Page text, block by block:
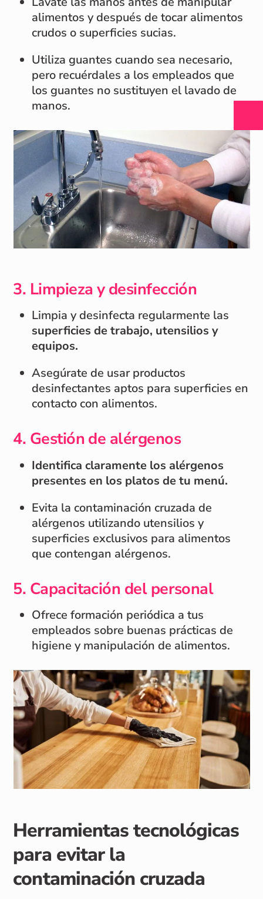
alimentos y después de tocar alimentos
crudos o superficies sucias.
Utiliza guantes cuando sea necesario,
pero recuérdales a los empleados que
los guantes no sustituyen el lavado de
manos.
3. Limpieza y desinfección
Limpia y desinfecta regularmente las
superficies de trabajo, utensilios y
equipos.
Asegúrate de usar productos
desinfectantes aptos para superficies en
contacto con alimentos.
4. Gestión de alérgenos
Identifica claramente los alérgenos
presentes en los platos de tu menú.
Evita la contaminación cruzada de
alérgenos utilizando utensilios y
superficies exclusivos para alimentos
que contengan alérgenos.
5. Capacitación del personal
Ofrece formación periódica a tus
empleados sobre buenas prácticas de
higiene y manipulación de alimentos.
Herramientas tecnológicas
para evitar la
contaminación cruzada